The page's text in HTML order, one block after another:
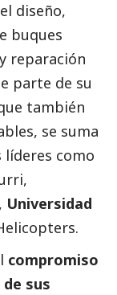
diseño,
buques
reparación
parte de su
también
se suma
líderes como
,
, Universidad
.
compromiso
sus